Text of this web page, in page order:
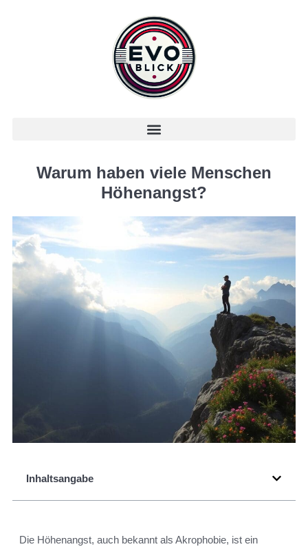
Warum haben viele Menschen
Höhenangst?
Inhaltsangabe
Die Höhenangst, auch bekannt als Akrophobie, ist ein